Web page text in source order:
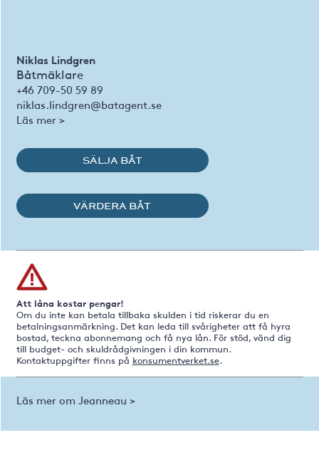
Niklas Lindgren
Båtmäklare
+46 709-50 59 89
niklas.lindgren@batagent.se
Läs mer >
SÄLJA BÅT
VÄRDERA BÅT
Att låna kostar pengar!
Om du inte kan betala tillbaka skulden i tid riskerar du en
betalningsanmärkning. Det kan leda till svårigheter att få hyra
bostad, teckna abonnemang och få nya lån. För stöd, vänd dig
till budget- och skuldrådgivningen i din kommun.
Kontaktuppgifter finns på konsumentverket.se.
Läs mer om Jeanneau >